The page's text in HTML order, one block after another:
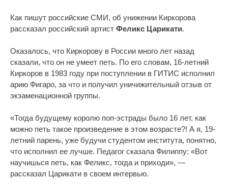
Как пишут российские СМИ, об унижении Киркорова
рассказал российский артист Феликс Царикати.
Оказалось, что Киркорову в России много лет назад
сказали, что он не умеет петь. По его словам, 16-летний
Киркоров в 1983 году при поступлении в ГИТИС исполнил
арию Фигаро, за что и получил уничижительный отзыв от
экзаменационной группы.
«Тогда будущему королю поп-эстрады было 16 лет, как
можно петь такое произведение в этом возрасте?! А я, 19-
летний парень, уже будучи студентом института, понятно,
что исполнил ее лучше. Педагог сказала Филиппу: «Вот
научишься петь, как Феликс, тогда и приходи», —
рассказал Царикати в своем интервью.